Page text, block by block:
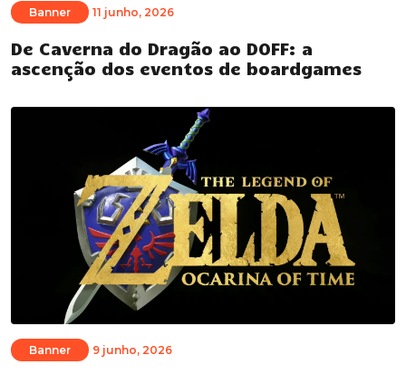
Banner 11 junho, 2026
De Caverna do Dragão ao DOFF: a
ascenção dos eventos de boardgames
Banner 9 junho, 2026